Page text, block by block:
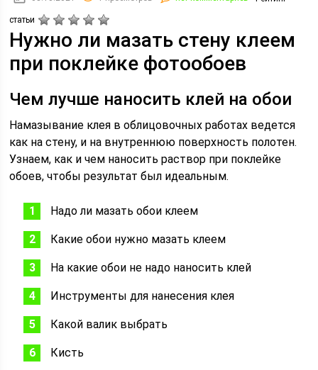
статьи
Нужно ли мазать стену клеем
при поклейке фотообоев
Чем лучше наносить клей на обои
Намазывание клея в облицовочных работах ведется
как на стену, и на внутреннюю поверхность полотен.
Узнаем, как и чем наносить раствор при поклейке
обоев, чтобы результат был идеальным.
Надо ли мазать обои клеем
Какие обои нужно мазать клеем
На какие обои не надо наносить клей
Инструменты для нанесения клея
Какой валик выбрать
Кисть